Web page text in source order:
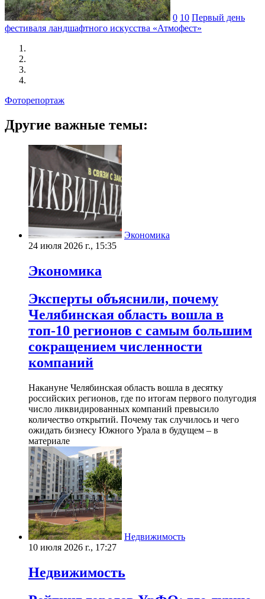
0 10 Первый день
фестиваля ландшафтного искусства «Атмофест»
Фоторепортаж
Другие важные темы:
Экономика
24 июля 2026 г., 15:35
Экономика
Эксперты объяснили, почему
Челябинская область вошла в
топ-10 регионов с самым большим
сокращением численности
компаний
Накануне Челябинская область вошла в десятку
российских регионов, где по итогам первого полугодия
число ликвидированных компаний превысило
количество открытий. Почему так случилось и чего
ожидать бизнесу Южного Урала в будущем – в
материале
Недвижимость
10 июля 2026 г., 17:27
Недвижимость